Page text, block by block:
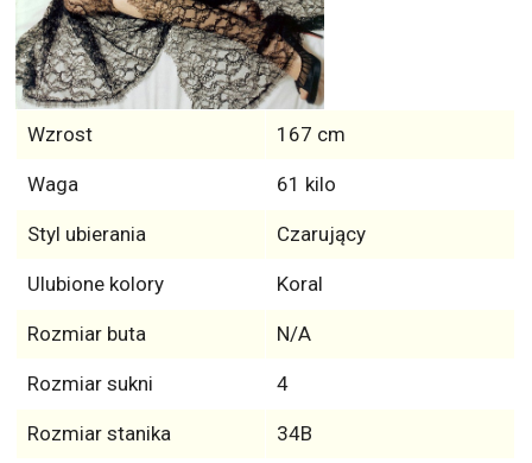
Wzrost 167 cm
Waga 61 kilo
Styl ubierania Czarujący
Ulubione kolory Koral
Rozmiar buta N/A
Rozmiar sukni 4
Rozmiar stanika 34B